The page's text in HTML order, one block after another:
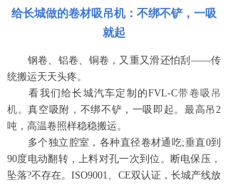
给长城做的卷材吸吊机：不绑不铲，一吸
就起
钢卷、铝卷、铜卷，又重又滑还怕刮——传
统搬运天天头疼。
看我们给长城汽车定制的FVL-C带卷吸吊
机。真空吸附，不绑不铲，一吸即起。最高吊2
吨，高温卷照样稳稳搬运。
多个独立腔室，各种直径卷材通吃;垂直0到
90度电动翻转，上料对孔一次到位。断电保压，
坠落?不存在。ISO9001、CE双认证，长城产线放